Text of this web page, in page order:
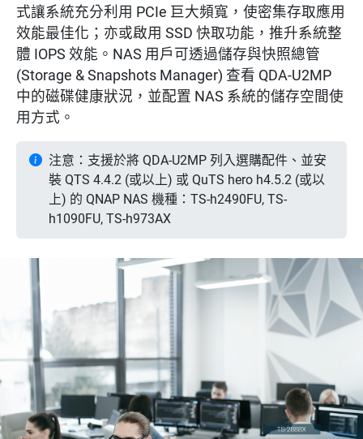
式讓系統充分利用 PCIe 巨大頻寬，使密集存取應用
效能最佳化；亦或啟用 SSD 快取功能，推升系統整
體 IOPS 效能。NAS 用戶可透過儲存與快照總管
(Storage & Snapshots Manager) 查看 QDA-U2MP
中的磁碟健康狀況，並配置 NAS 系統的儲存空間使
用方式。
注意：支援於將 QDA-U2MP 列入選購配件、並安
裝 QTS 4.4.2 (或以上) 或 QuTS hero h4.5.2 (或以
上) 的 QNAP NAS 機種：TS-h2490FU, TS-
h1090FU, TS-h973AX